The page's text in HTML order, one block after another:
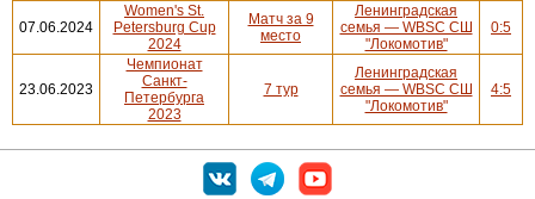
07.06.2024
Women's St.
Petersburg Cup
2024
Матч за 9
место
Ленинградская
семья — WBSC СШ
"Локомотив"
0:5
23.06.2023
Чемпионат
Санкт-
Петербурга
2023
7 тур
Ленинградская
семья — WBSC СШ
"Локомотив"
4:5